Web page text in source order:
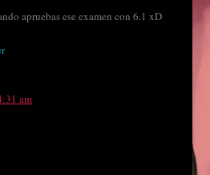
apruebas ese examen con 6.1 xD
am